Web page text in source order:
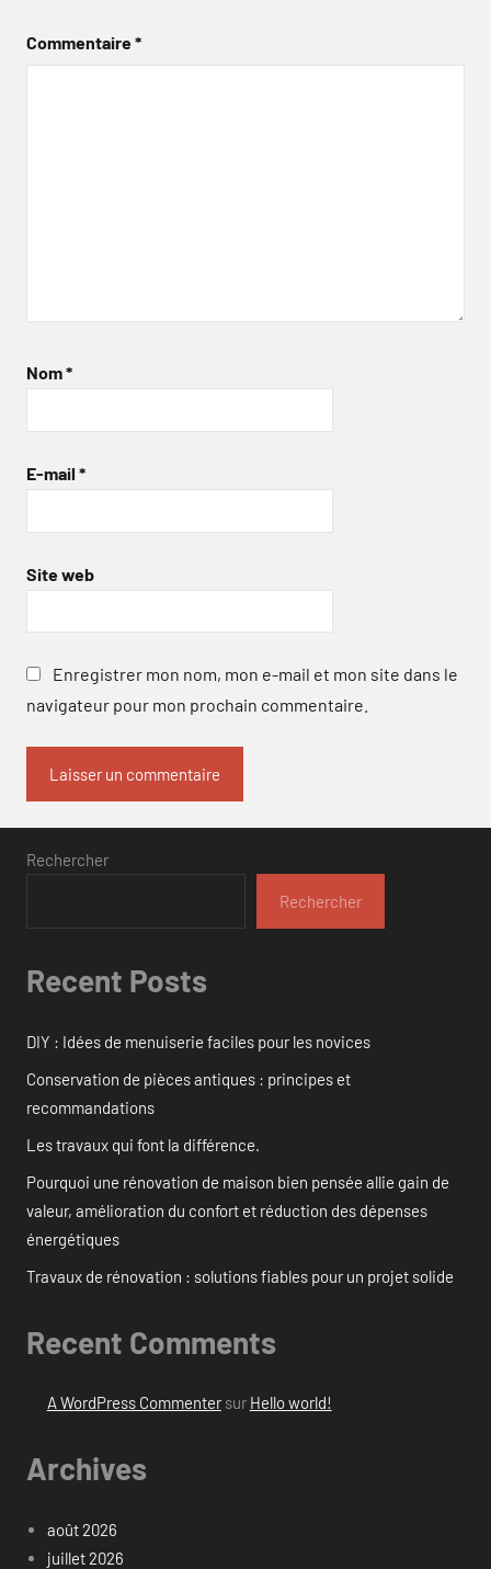
Commentaire*
Nom*
E-mail *
Site web
Enregistrer mon nom, mon e-mail et mon site dans le
navigateur pour mon prochain commentaire.
Rechercher
Rechercher
Recent Posts
DIY : Idées de menuiserie faciles pour les novices
Conservation de pièces antiques : principes et
recommandations
Les travaux qui font la différence.
Pourquoi une rénovation de maison bien pensée allie gain de
valeur, amélioration du confort et réduction des dépenses
énergétiques
Travaux de rénovation : solutions fiables pour un projet solide
Recent Comments
A WordPress Commentersur Hello world!
Archives
août 2026
juillet 2026